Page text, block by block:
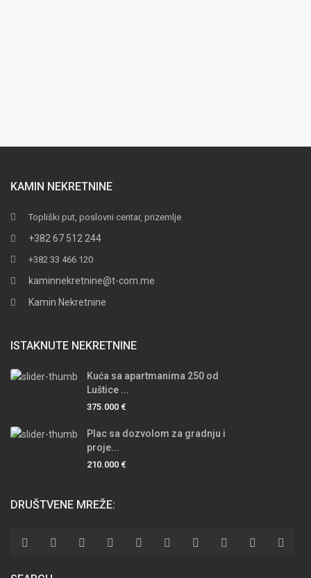
KAMIN NEKRETNINE
Topliški put, poslovni centar, prizemlje
+382 67 512 244
+382 33 466 120
kaminnekretnine@t-com.me
Kamin Nekretnine
ISTAKNUTE NEKRETNINE
Kuća sa apartmanima 250 od
Luštice ...
375.000 €
Plac sa dozvolom za gradnju i
proje...
210.000 €
DRUŠTVENE MREŽE: